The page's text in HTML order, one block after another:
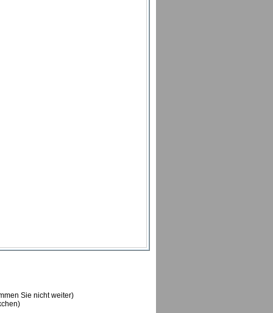
Sie nicht weiter)